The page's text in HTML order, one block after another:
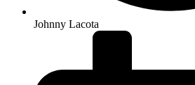
Johnny Lacota